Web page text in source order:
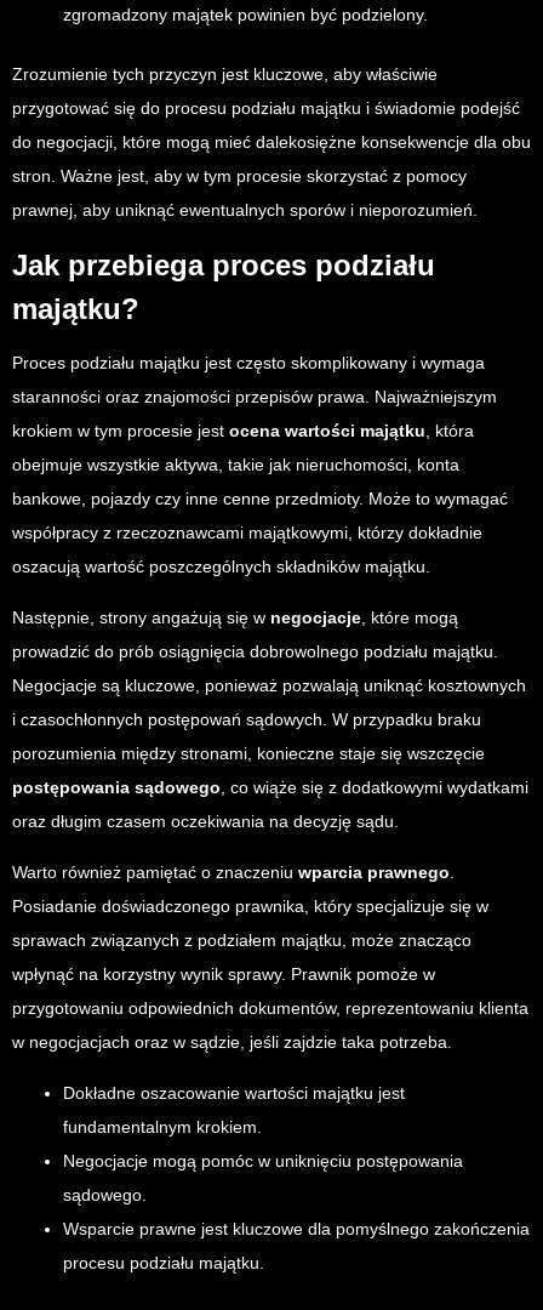
zgromadzony majątek powinien być podzielony.
Zrozumienie tych przyczyn jest kluczowe, aby właściwie
przygotować się do procesu podziału majątku i świadomie podejść
do negocjacji, które mogą mieć dalekosiężne konsekwencje dla obu
stron. Ważne jest, aby w tym procesie skorzystać z pomocy
prawnej, aby uniknąć ewentualnych sporów i nieporozumień.
Jak przebiega proces podziału
majątku?
Proces podziału majątku jest często skomplikowany i wymaga
staranności oraz znajomości przepisów prawa. Najważniejszym
krokiem w tym procesie jest ocena wartości majątku, która
obejmuje wszystkie aktywa, takie jak nieruchomości, konta
bankowe, pojazdy czy inne cenne przedmioty. Może to wymagać
współpracy z rzeczoznawcami majątkowymi, którzy dokładnie
oszacują wartość poszczególnych składników majątku.
Następnie, strony angażują się w negocjacje, które mogą
prowadzić do prób osiągnięcia dobrowolnego podziału majątku.
Negocjacje są kluczowe, ponieważ pozwalają uniknąć kosztownych
i czasochłonnych postępowań sądowych. W przypadku braku
porozumienia między stronami, konieczne staje się wszczęcie
postępowania sądowego, co wiąże się z dodatkowymi wydatkami
oraz długim czasem oczekiwania na decyzję sądu.
Warto również pamiętać o znaczeniu wparcia prawnego.
Posiadanie doświadczonego prawnika, który specjalizuje się w
sprawach związanych z podziałem majątku, może znacząco
wpłynąć na korzystny wynik sprawy. Prawnik pomoże w
przygotowaniu odpowiednich dokumentów, reprezentowaniu klienta
w negocjacjach oraz w sądzie, jeśli zajdzie taka potrzeba.
Dokładne oszacowanie wartości majątku jest
fundamentalnym krokiem.
Negocjacje mogą pomóc w uniknięciu postępowania
sądowego.
Wsparcie prawne jest kluczowe dla pomyślnego zakończenia
procesu podziału majątku.